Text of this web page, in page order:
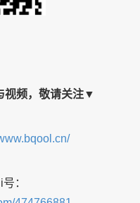
视频，敬请关注▼
：